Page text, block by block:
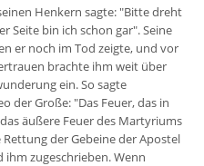
Henkern sagte: "Bitte dreht
Seite bin ich schon gar". Seine
er noch im Tod zeigte, und vor
brachte ihm weit über
ein. So sagte
der Große: "Das Feuer, das in
äußere Feuer des Martyriums
der Gebeine der Apostel
ihm zugeschrieben. Wenn